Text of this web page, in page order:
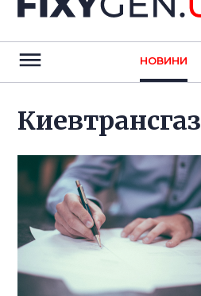
НОВИНИ
Киевтрансгаз